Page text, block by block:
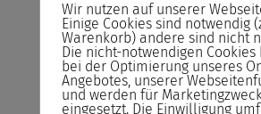
Risikofreies
unserer
Wir nutzen auf unserer
Einige Cookies sind notwendig
Warenkorb) andere sind nicht
Die nicht-notwendigen
bei der Optimierung unseres
Angebotes, unserer
und werden für
eingesetzt. Die Einwilligung